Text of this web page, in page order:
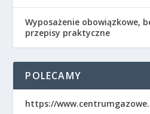
Wyposażenie obowiązkowe,
przepisy praktyczne
POLECAMY
https://